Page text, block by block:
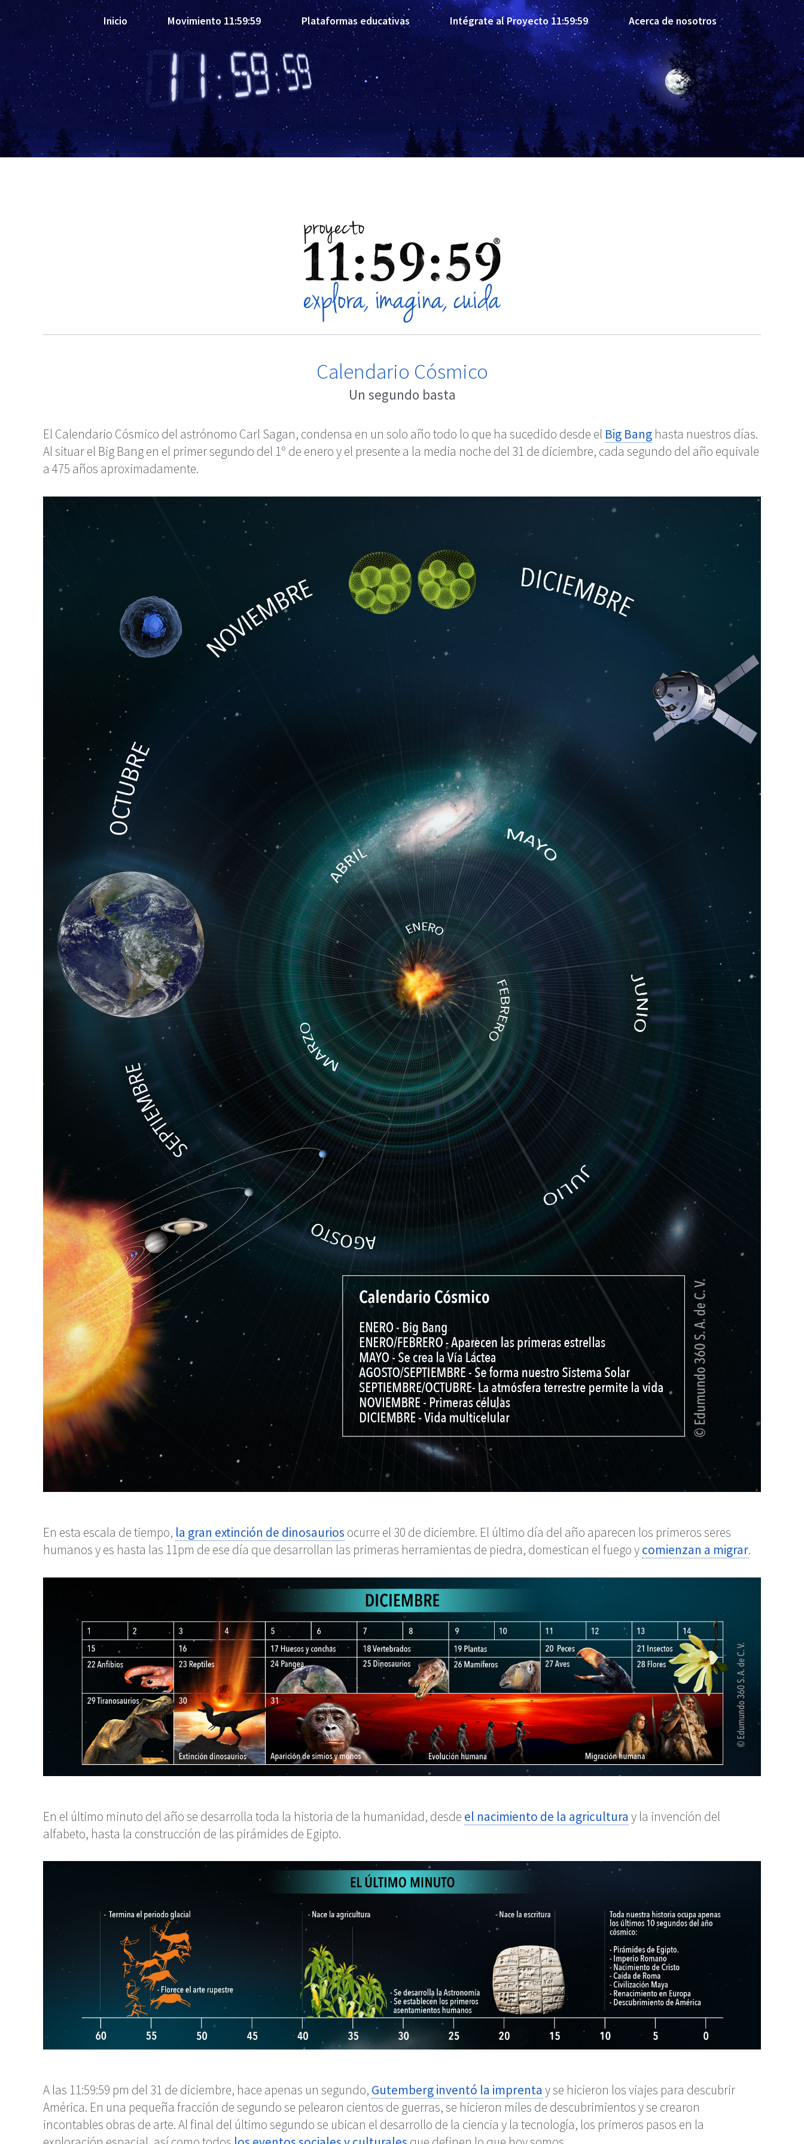
Inicio Movimiento 11:59:59 Plataformas educativas Intégrate al Proyecto 11:59:59 Acerca de nosotros
Calendario Cósmico
Un segundo basta
El Calendario Cósmico del astrónomo Carl Sagan, condensa en un solo año todo lo que ha sucedido desde el Big Bang hasta nuestros días.
Al situar el Big Bang en el primer segundo del 1º de enero y el presente a la media noche del 31 de diciembre, cada segundo del año equivale
a 475 años aproximadamente.
En esta escala de tiempo, la gran extinción de dinosaurios ocurre el 30 de diciembre. El último día del año aparecen los primeros seres
humanos y es hasta las 11pm de ese día que desarrollan las primeras herramientas de piedra, domestican el fuego ycomienzan a migrar.
En el último minuto del año se desarrolla toda la historia de la humanidad, desde el nacimiento de la agricultura y la invención del
alfabeto, hasta la construcción de las pirámides de Egipto.
A las 11:59:59 pm del 31 de diciembre, hace apenas un segundo, Gutemberg inventó la imprenta y se hicieron los viajes para descubrir
América. En una pequeña fracción de segundo se pelearon cientos de guerras, se hicieron miles de descubrimientos y se crearon
incontables obras de arte. Al final del último segundo se ubican el desarrollo de la ciencia y la tecnología, los primeros pasos en la